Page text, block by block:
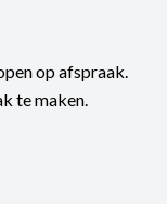
op afspraak.
te maken.